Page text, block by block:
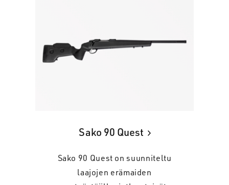
Sako 90 Quest
Sako 90 Quest on suunniteltu
laajojen erämaiden